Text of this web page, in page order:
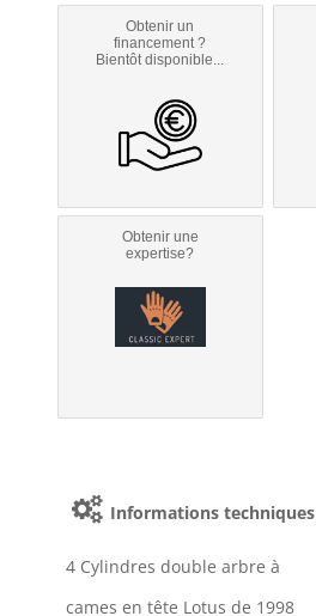
Obtenir un
financement ?
Bientôt disponible...
Obtenir une
expertise?
Informations techniques
4 Cylindres double arbre à
cames en tête Lotus de 1998